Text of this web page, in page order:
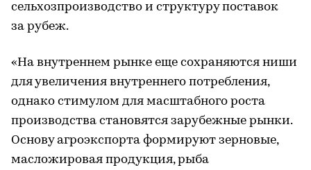
сельхозпроизводство и структуру поставок
за рубеж.
«На внутреннем рынке еще сохраняются ниши
для увеличения внутреннего потребления,
однако стимулом для масштабного роста
производства становятся зарубежные рынки.
Основу агроэкспорта формируют зерновые,
масложировая продукция, рыба